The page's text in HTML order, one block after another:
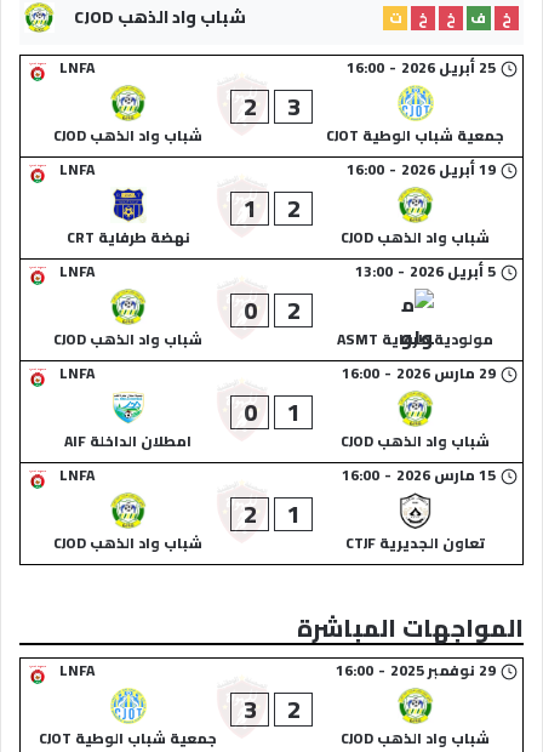
شباب واد الذهب CJOD خ ف خ خ
ت
LNFA
25 أبريل 2026 -
16:00
جمعية شباب الوطية CJOT
3
2
شباب واد الذهب CJOD
LNFA
19 أبريل 2026 -
16:00
شباب واد الذهب CJOD
2
1
نهضة طرفاية CRT
LNFA
5 أبريل 2026 -
13:00
مولودية طرفاية ASMT
2
0
شباب واد الذهب CJOD
LNFA
29 مارس 2026 -
16:00
شباب واد الذهب CJOD
1
0
امطلان الداخلة AIF
LNFA
15 مارس 2026 -
16:00
تعاون الجديرية CTJF
1
2
شباب واد الذهب CJOD
المواجهات المباشرة
LNFA 29 نوفمبر 2025 -
16:00
شباب واد الذهب CJOD
2
3
جمعية شباب الوطية CJOT